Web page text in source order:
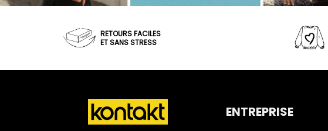
RETOURS FACILES
ET SANS STRESS
ENTREPRISE